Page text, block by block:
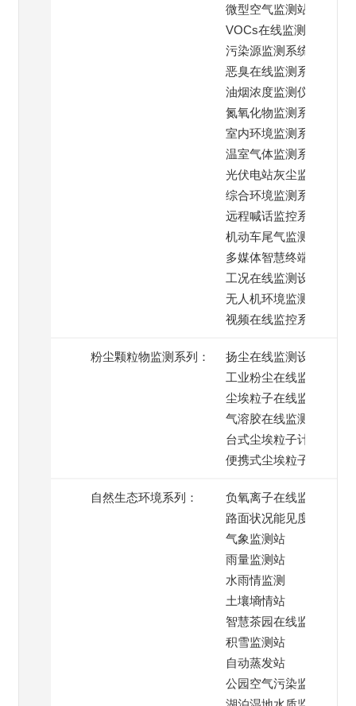
微型空气监测站
VOCs在线监测仪
污染源监测系统
恶臭在线监测系统
油烟浓度监测仪
氮氧化物监测系统
室内环境监测系统
温室气体监测系统
光伏电站灰尘监测
综合环境监测系统
远程喊话监控系统
机动车尾气监测
多媒体智慧终端系统
工况在线监测设备
无人机环境监测仪
视频在线监控系统
粉尘颗粒物监测系列：
扬尘在线监测设备
工业粉尘在线监测
尘埃粒子在线监测系统
气溶胶在线监测
台式尘埃粒子计数器
便携式尘埃粒子计数器
自然生态环境系列：
负氧离子在线监测
路面状况能见度监测
气象监测站
雨量监测站
水雨情监测
土壤墒情站
智慧茶园在线监测
积雪监测站
自动蒸发站
公园空气污染监测